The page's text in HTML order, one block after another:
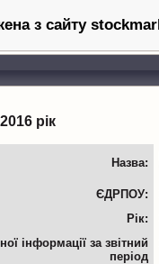
з сайту
рік
Назва:
ЄДРПОУ:
Рік:
інформації за звітний
період